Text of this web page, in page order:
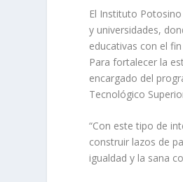
El Instituto
y universidades,
educativas con el
Para fortalecer la
encargado del
Tecnológico
“Con este tipo de
construir lazos de
igualdad y la sana